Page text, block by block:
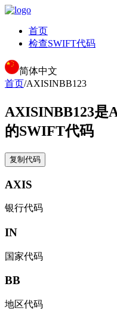
首页
检查SWIFT代码
简体中文
首页/AXISINBB123
AXISINBB123是
的SWIFT代码
复制代码
AXIS
银行代码
IN
国家代码
BB
地区代码